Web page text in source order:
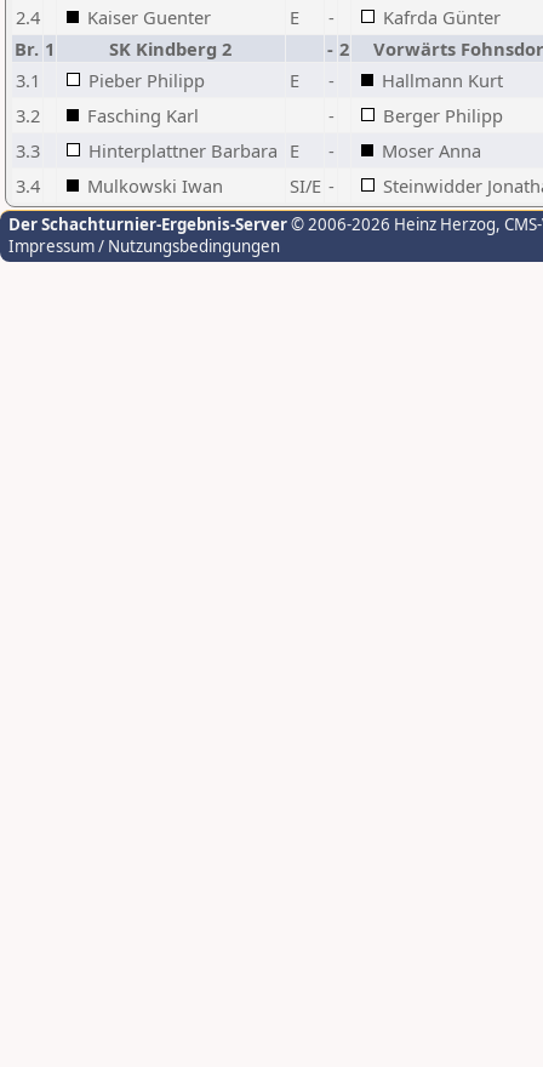
2.4
Kaiser Guenter E -
Kafrda Günter
Br. 1 SK Kindberg 2 - 2
Vorwärts
3.1
Pieber Philipp E -
Hallmann Kurt
3.2
Fasching Karl -
Berger Philipp
3.3
Hinterplattner Barbara E -
Moser Anna
3.4
Mulkowski Iwan SI/E - Steinwidder
Der Schachturnier-Ergebnis-Server© 2006-2026 Heinz Herzog,
Impressum / Nutzungsbedingungen